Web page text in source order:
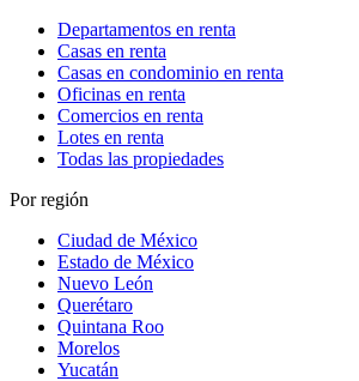
Departamentos en renta
Casas en renta
Casas en condominio en renta
Oficinas en renta
Comercios en renta
Lotes en renta
Todas las propiedades
Por región
Ciudad de México
Estado de México
Nuevo León
Querétaro
Quintana Roo
Morelos
Yucatán